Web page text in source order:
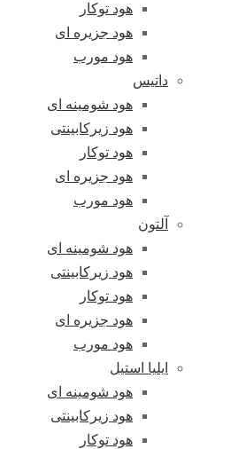
هود توکار
هود جزیره ای
هود مورب
داتیس
هود شومینه ای
هود زیرکابینتی
هود توکار
هود جزیره ای
هود مورب
آلتون
هود شومینه ای
هود زیرکابینتی
هود توکار
هود جزیره ای
هود مورب
ایلیا استیل
هود شومینه ای
هود زیرکابینتی
هود توکار